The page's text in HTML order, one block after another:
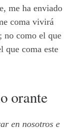
me ha enviado
coma vivirá
no como el que
que coma este
orante
en nosotros e